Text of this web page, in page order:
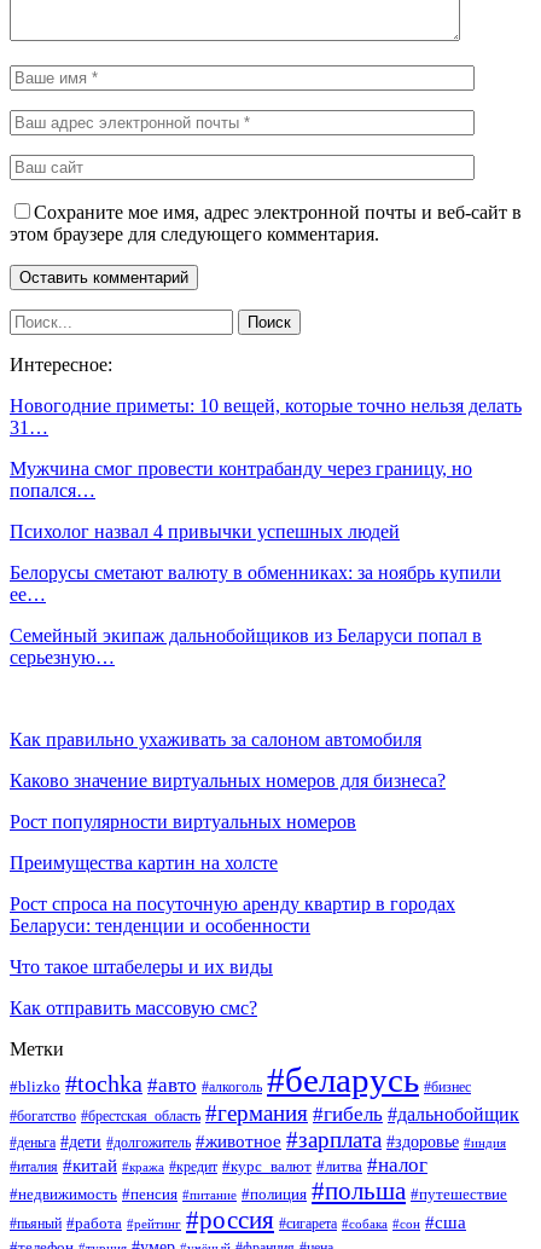
Сохраните мое имя, адрес электронной почты и веб-сайт в
этом браузере для следующего комментария.
Интересное:
Новогодние приметы: 10 вещей, которые точно нельзя делать
31…
Мужчина смог провести контрабанду через границу, но
попался…
Психолог назвал 4 привычки успешных людей
Белорусы сметают валюту в обменниках: за ноябрь купили
ее…
Семейный экипаж дальнобойщиков из Беларуси попал в
серьезную…
Как правильно ухаживать за салоном автомобиля
Каково значение виртуальных номеров для бизнеса?
Рост популярности виртуальных номеров
Преимущества картин на холсте
Рост спроса на посуточную аренду квартир в городах
Беларуси: тенденции и особенности
Что такое штабелеры и их виды
Как отправить массовую смс?
Метки
#blizko #tochka #авто #алкоголь #беларусь #бизнес
#богатство #брестская_область #германия #гибель #дальнобойщик
#деньга #дети #долгожитель #животное #зарплата #здоровье #индия
#италия #китай #кража #кредит #курс_валют #литва #налог
#недвижимость #пенсия #питание #полиция #польша #путешествие
#пьяный #работа #рейтинг #россия #сигарета #собака #сон #сша